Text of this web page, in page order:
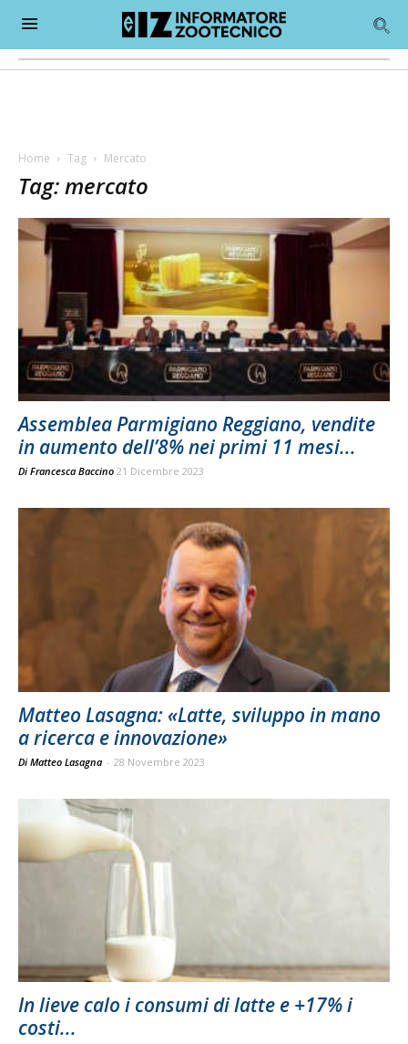
Home Tag Mercato
Tag: mercato
Assemblea Parmigiano Reggiano, vendite
in aumento dell’8% nei primi 11 mesi...
Di Francesca Baccino 21 Dicembre 2023
Matteo Lasagna: «Latte, sviluppo in mano
a ricerca e innovazione»
Di Matteo Lasagna - 28 Novembre 2023
In lieve calo i consumi di latte e +17% i
costi...